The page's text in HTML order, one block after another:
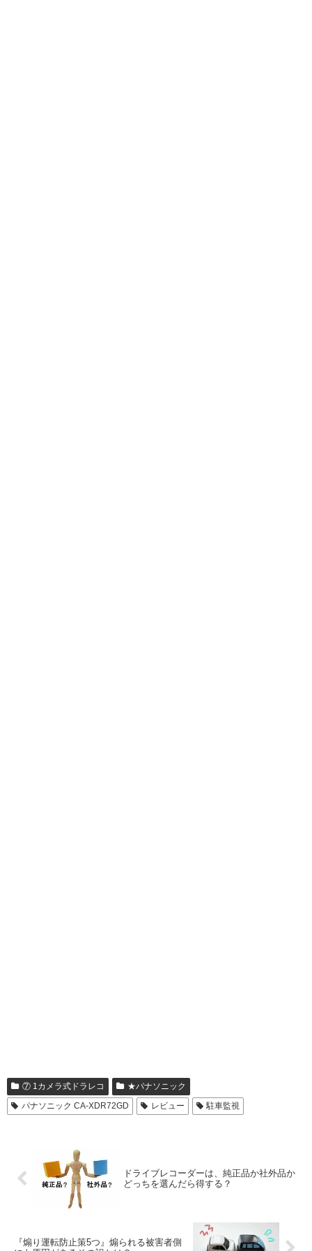
⑦ 1カメラ式ドラレコ
★パナソニック
パナソニック CA-XDR72GD
レビュー 駐車監視
ドライブレコーダーは、純正品か社外品か
どっちを選んだら得する？
『煽り運転防止策5つ』煽られる被害者側